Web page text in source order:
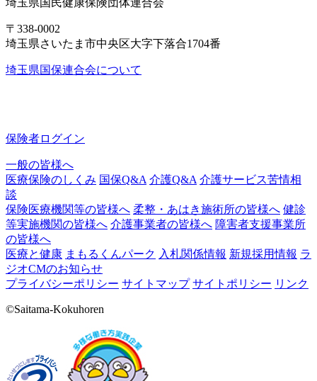
埼玉県国民健康保険団体連合会
〒338-0002
埼玉県さいたま市中央区大字下落合1704番
埼玉県国保連合会について
保険者ログイン
一般の皆様へ
医療保険のしくみ 国保Q&A 介護Q&A 介護サービス苦情相
談
保険医療機関等の皆様へ 柔整・あはき施術所の皆様へ 健診
等実施機関の皆様へ 介護事業者の皆様へ 障害者支援事業所
の皆様へ
医療と健康 まもるくんパーク 入札関係情報 新規採用情報 ラ
ジオCMのお知らせ
プライバシーポリシー サイトマップ サイトポリシー リンク
©Saitama-Kokuhoren